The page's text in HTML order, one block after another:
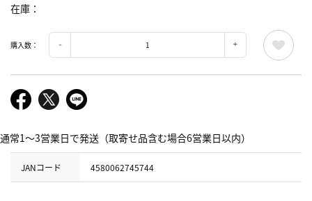
在庫
購入数：
通常1～3営業日で発送（取寄せ品含む場合6営業日以内）
JANコード 4580062745744